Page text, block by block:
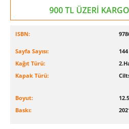
900 TL ÜZERİ
ISBN:
Sayfa Sayısı:
144
Kağıt Türü:
Kapak Türü:
Boyut:
Baskı: